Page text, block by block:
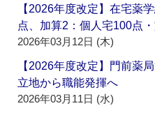
【2026年度改定】在宅薬
点、加算2：個人宅100点
2026年03月12日 (木)
【2026年度改定】門前薬
立地から職能発揮へ
2026年03月11日 (水)